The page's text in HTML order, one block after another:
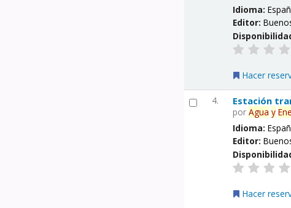
Idioma:
Editor:
Hacer
4. Estación
porAgua y
Idioma:
Editor:
Hacer